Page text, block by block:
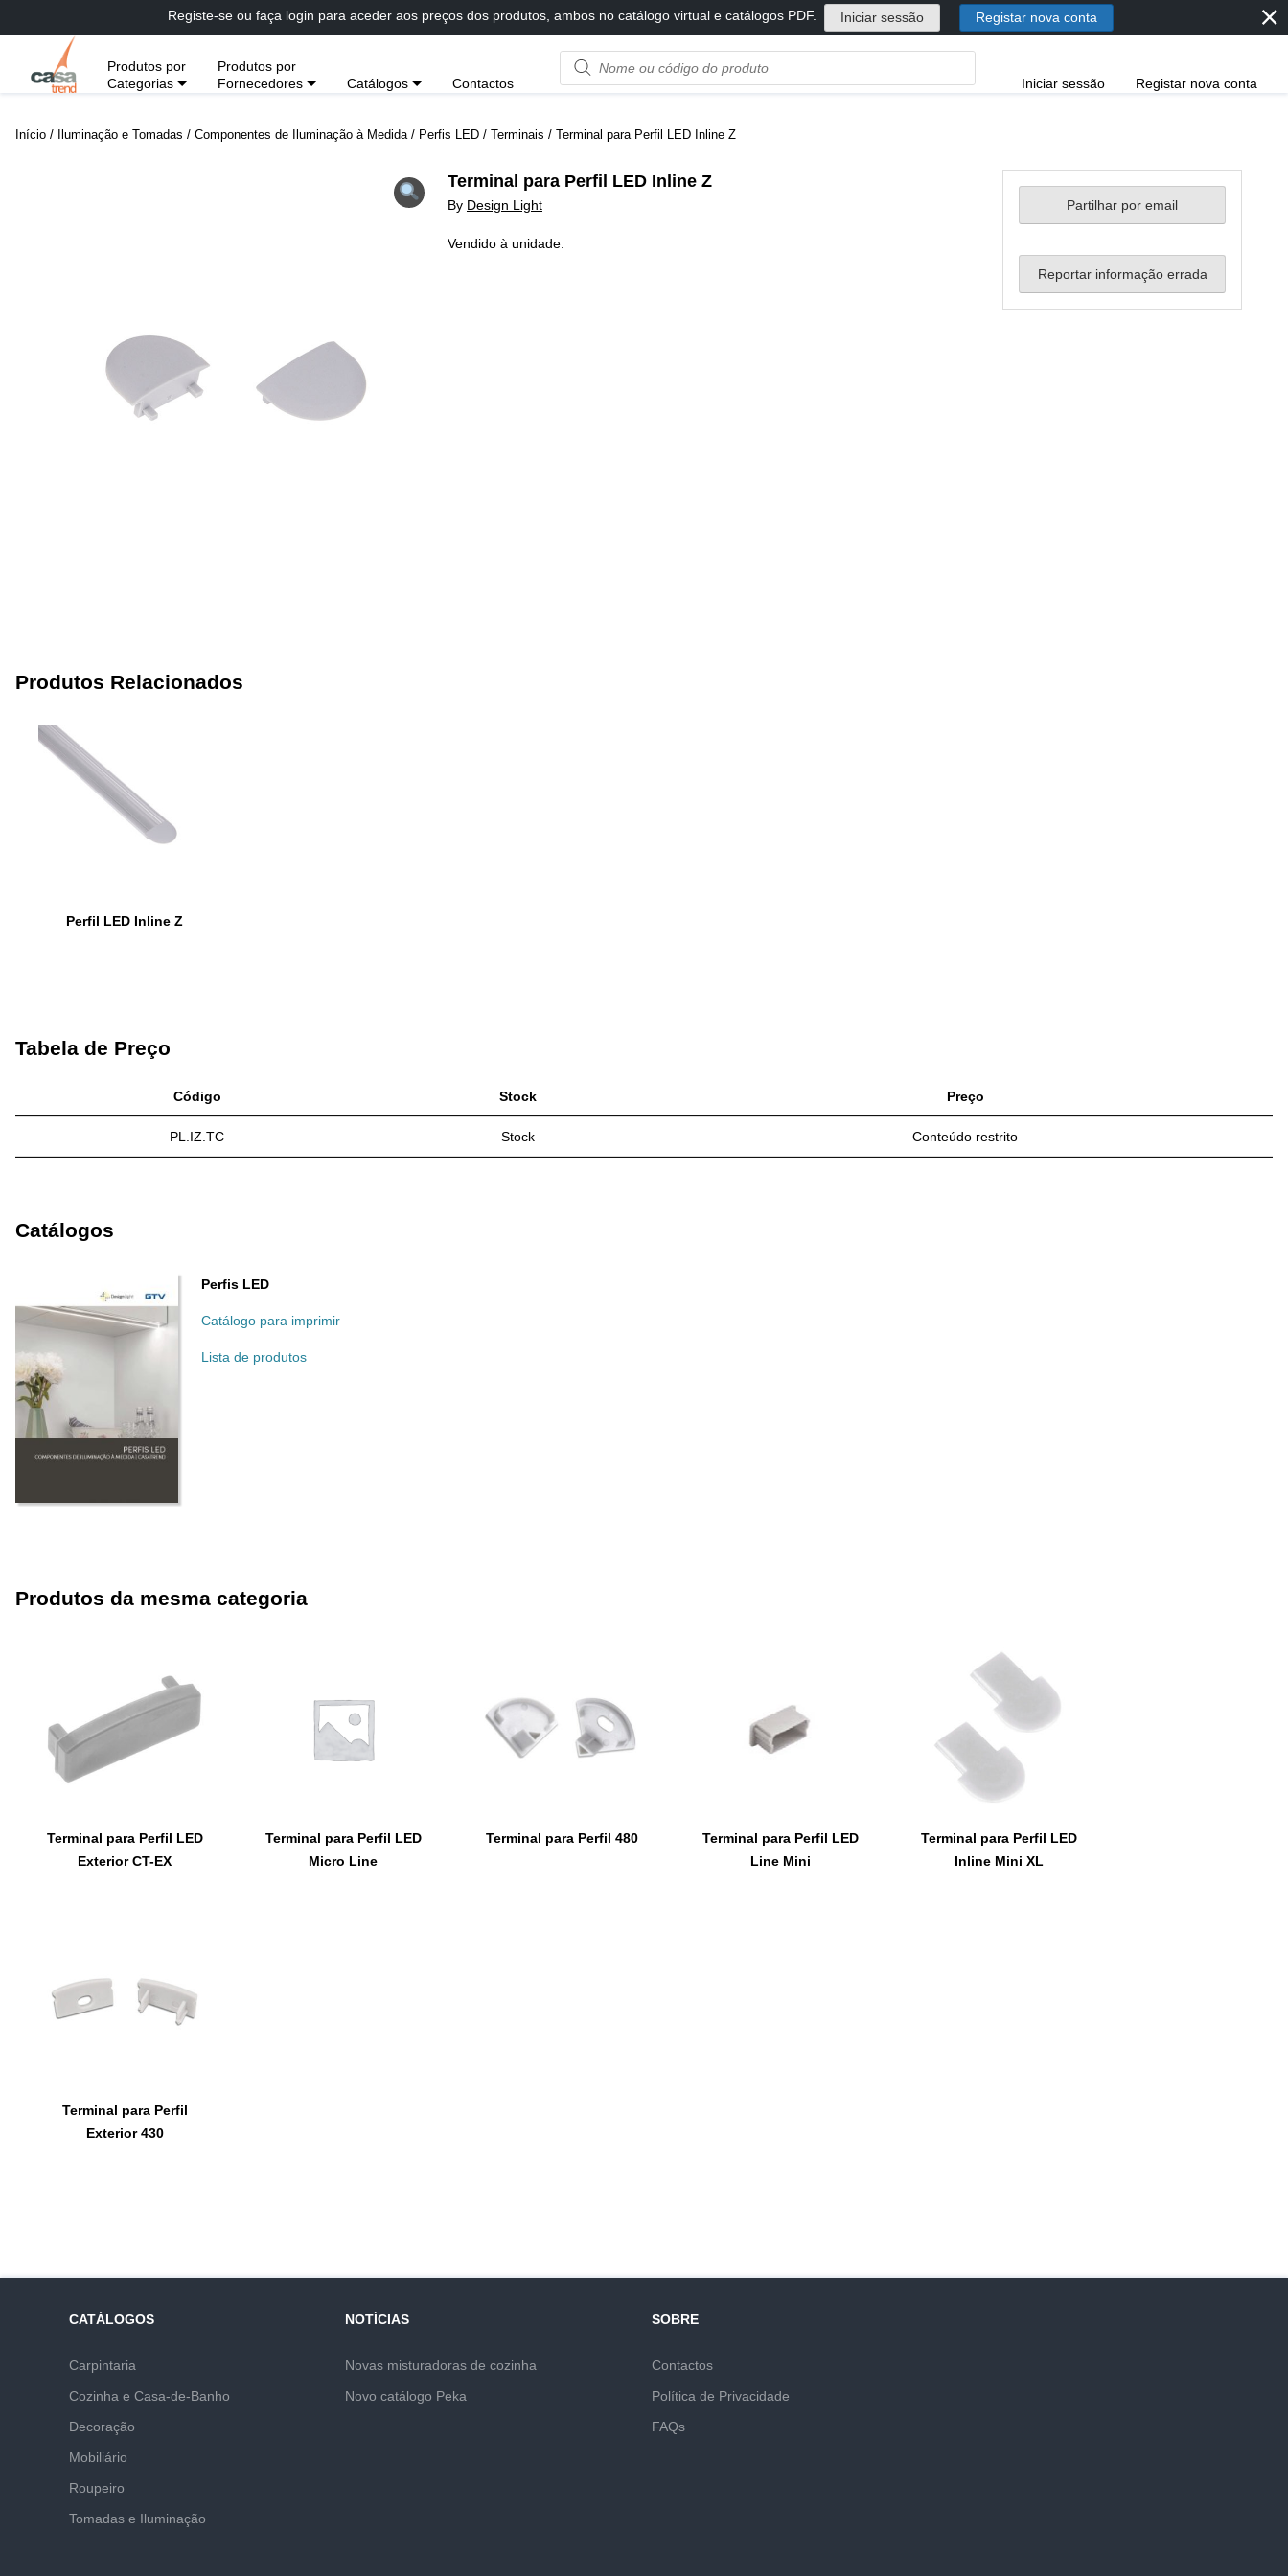
diretamente
conteúdo
Registe-se ou faça login para aceder aos preços dos produtos, ambos no catálogo virtual e catálogos PDF. Iniciar sessão Registar nova conta ⨯
Produtos por
Categorias
Produtos por
Fornecedores
Catálogos Contactos
Product
name
code
Iniciar sessão Registar nova conta
Início / Iluminação e Tomadas / Componentes de Iluminação à Medida / Perfis LED / Terminais / Terminal para Perfil LED Inline Z
Terminal para Perfil LED Inline Z
By Design Light
Vendido à unidade.
Partilhar por email
Reportar informação errada
Produtos Relacionados
Perfil LED Inline Z
Tabela de Preço
Código Stock Preço
PL.IZ.TC Stock Conteúdo restrito
Catálogos
Perfis LED
Catálogo para imprimir
Lista de produtos
Produtos da mesma categoria
Terminal para Perfil LED
Exterior CT-EX
Terminal para Perfil LED
Micro Line
Terminal para Perfil 480
Terminal para Perfil LED
Line Mini
Terminal para Perfil LED
Inline Mini XL
Terminal para Perfil
Exterior 430
CATÁLOGOS
Carpintaria
Cozinha e Casa-de-Banho
Decoração
Mobiliário
Roupeiro
Tomadas e Iluminação
NOTÍCIAS
Novas misturadoras de cozinha
Novo catálogo Peka
SOBRE
Contactos
Política de Privacidade
FAQs